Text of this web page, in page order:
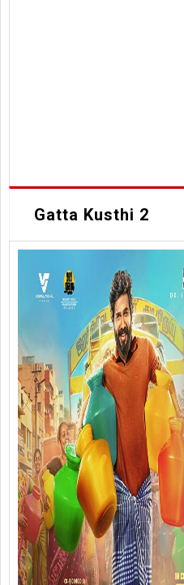
Gatta Kusthi 2